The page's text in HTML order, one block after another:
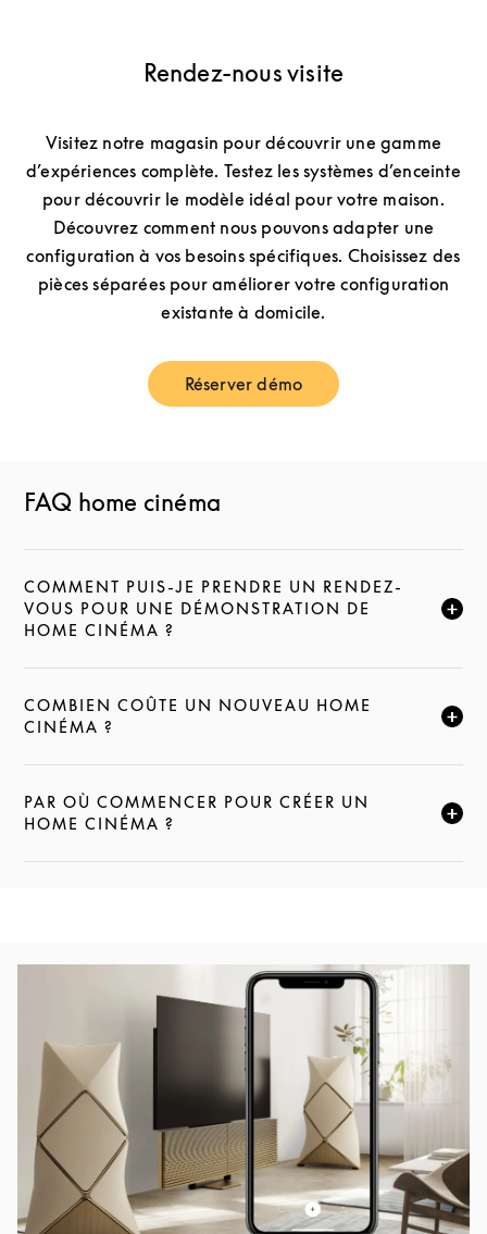
Rendez-nous visite
Visitez notre magasin pour découvrir une gamme
d’expériences complète. Testez les systèmes d’enceinte
pour découvrir le modèle idéal pour votre maison.
Découvrez comment nous pouvons adapter une
configuration à vos besoins spécifiques. Choisissez des
pièces séparées pour améliorer votre configuration
existante à domicile.
Réserver démo
Link Opens in New Tab
FAQ home cinéma
COMMENT PUIS-JE PRENDRE UN RENDEZ-
VOUS POUR UNE DÉMONSTRATION DE
HOME CINÉMA ?
CLIQUEZ POUR ÉLARGIR CETTE DESCRIPTION ET
COMBIEN COÛTE UN NOUVEAU HOME
CINÉMA ?
CLIQUEZ POUR ÉLARGIR CETTE DESCRIPTION ET
PAR OÙ COMMENCER POUR CRÉER UN
HOME CINÉMA ?
CLIQUEZ POUR ÉLARGIR CETTE DESCRIPTION ET